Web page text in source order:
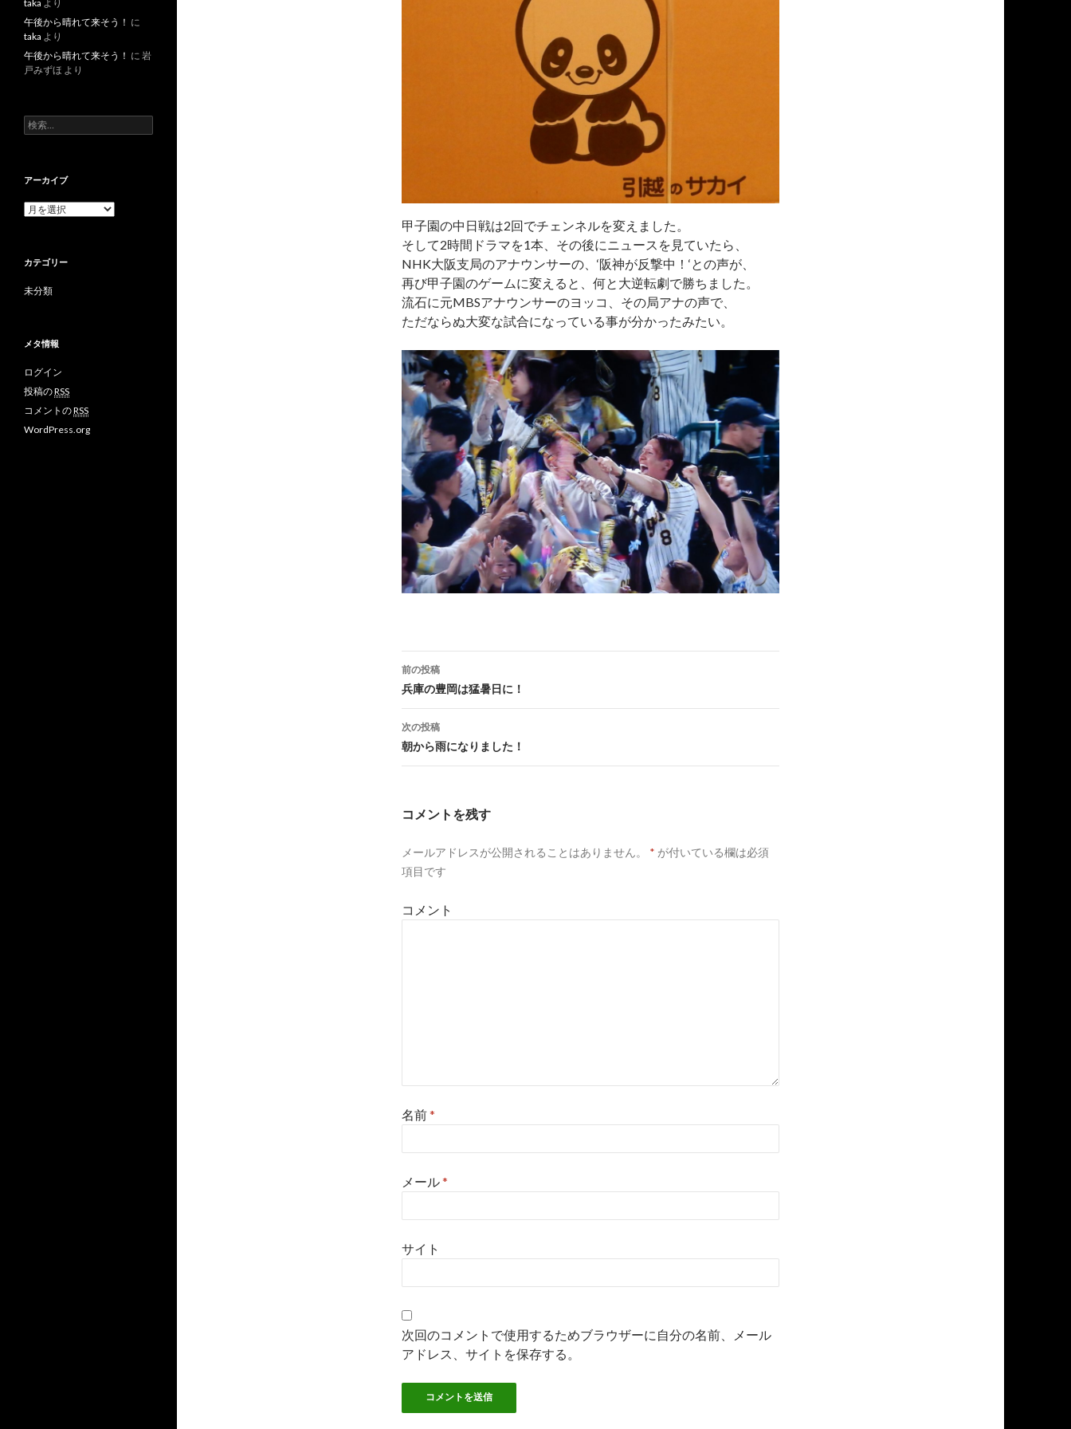
甲子園の中日戦は2回でチェンネルを変えました。
そして2時間ドラマを1本、その後にニュースを見ていたら、
NHK大阪支局のアナウンサーの、‘阪神が反撃中！‘との声が、
再び甲子園のゲームに変えると、何と大逆転劇で勝ちました。
流石に元MBSアナウンサーのヨッコ、その局アナの声で、
ただならぬ大変な試合になっている事が分かったみたい。
投稿ナビゲーション
前の投稿
兵庫の豊岡は猛暑日に！
次の投稿
朝から雨になりました！
コメントを残す
メールアドレスが公開されることはありません。 * が付いている欄は必須
項目です
コメント
名前*
メール*
サイト
次回のコメントで使用するためブラウザーに自分の名前、メール
アドレス、サイトを保存する。
taka より
午後から晴れて来そう！ に
taka より
午後から晴れて来そう！ に 岩
戸みずほ より
検索:
アーカイブ
アーカイブ
カテゴリー
未分類
メタ情報
ログイン
投稿のRSS
コメントのRSS
WordPress.org